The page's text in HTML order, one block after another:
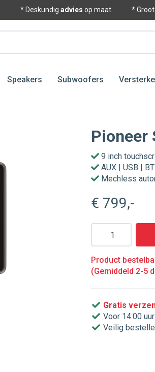
* Deskundig advies op maat *
Speakers Subwoofers
Pioneer
9 inch
AUX | USB |
Mechless
€ 799,-
Aantal
Product
(Gemiddeld 2-5
Gratis
Voor 14:00
Veilig